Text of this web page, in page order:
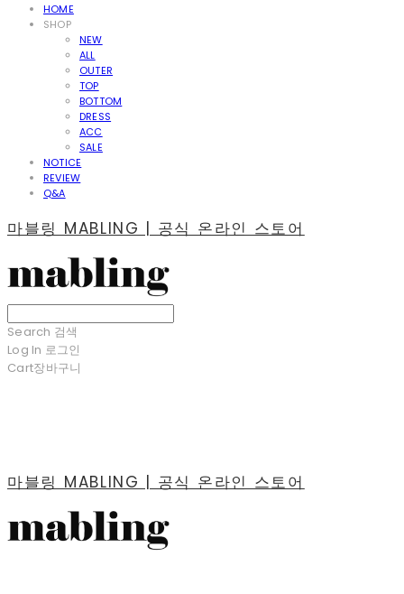
HOME
SHOP
NEW
ALL
OUTER
TOP
BOTTOM
DRESS
ACC
SALE
NOTICE
REVIEW
Q&A
마블링 MABLING | 공식 온라인 스토어
Search 검색
Log In 로그인
Cart장바구니
마블링 MABLING | 공식 온라인 스토어